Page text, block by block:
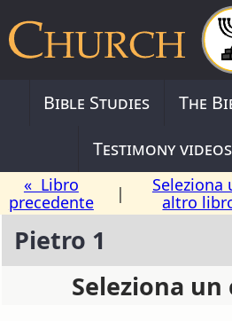
Bible Studies The
Testimony videos
« Libro
precedente
|
Seleziona
altro
Pietro 1
Seleziona